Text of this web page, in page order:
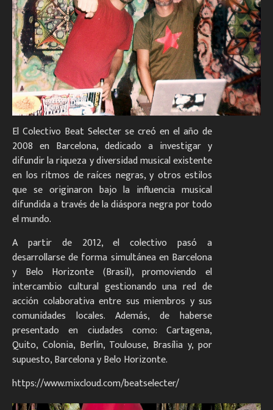
El Colectivo Beat Selecter se creó en el año de
2008 en Barcelona, dedicado a investigar y
difundir la riqueza y diversidad musical existente
en los ritmos de raíces negras, y otros estilos
que se originaron bajo la influencia musical
difundida a través de la diáspora negra por todo
el mundo.
A partir de 2012, el colectivo pasó a
desarrollarse de forma simultánea en Barcelona
y Belo Horizonte (Brasil), promoviendo el
intercambio cultural gestionando una red de
acción colaborativa entre sus miembros y sus
comunidades locales. Además, de haberse
presentado en ciudades como: Cartagena,
Quito, Colonia, Berlín, Toulouse, Brasília y, por
supuesto, Barcelona y Belo Horizonte.
https://www.mixcloud.com/beatselecter/